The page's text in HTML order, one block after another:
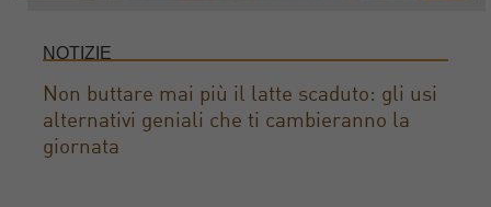
NOTIZIE
Non buttare mai più il latte scaduto: gli usi
alternativi geniali che ti cambieranno la
giornata